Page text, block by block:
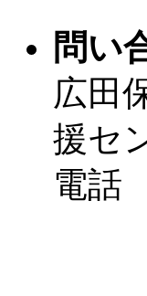
問い
広田
援セ
電話